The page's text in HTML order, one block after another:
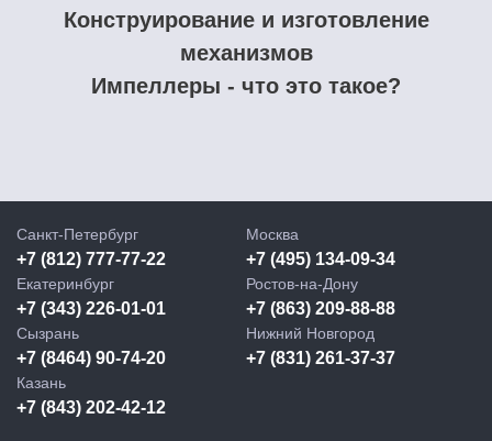
Конструирование и изготовление
механизмов
Импеллеры - что это такое?
Санкт-Петербург
+7 (812) 777-77-22
Москва
+7 (495) 134-09-34
Екатеринбург
+7 (343) 226-01-01
Ростов-на-Дону
+7 (863) 209-88-88
Сызрань
+7 (8464) 90-74-20
Нижний Новгород
+7 (831) 261-37-37
Казань
+7 (843) 202-42-12